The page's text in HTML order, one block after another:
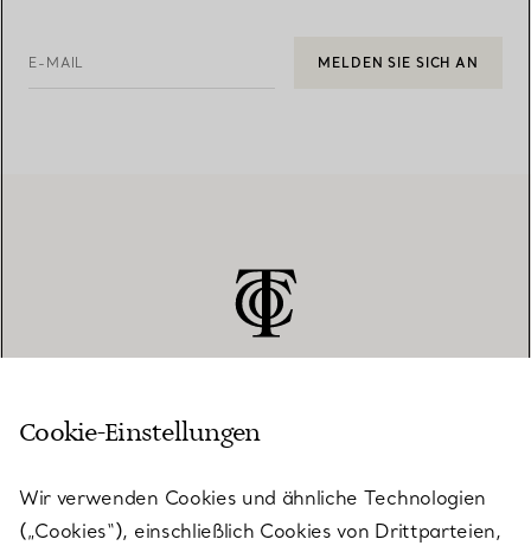
E-MAIL MELDEN SIE SICH AN
KUNDENSERVICE
SERVICES
Cookie-Einstellungen
Wir verwenden Cookies und ähnliche Technologien
(„Cookies“), einschließlich Cookies von Drittparteien,